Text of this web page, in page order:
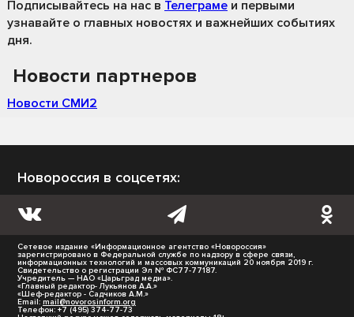
Подписывайтесь на нас в Телеграме и первыми
узнавайте о главных новостях и важнейших событиях
дня.
Новости партнеров
Новости СМИ2
Новороссия в соцсетях:
Сетевое издание «Информационное агентство «Новороссия»
зарегистрировано в Федеральной службе по надзору в сфере связи,
информационных технологий и массовых коммуникаций 20 ноября 2019 г.
Свидетельство о регистрации Эл № ФС77-77187.
Учредитель — НАО «Царьград медиа».
«Главный редактор- Лукьянов А.А.»
«Шеф-редактор - Садчиков А.М.»
Email: mail@novorosinform.org
Телефон: +7 (495) 374-77-73